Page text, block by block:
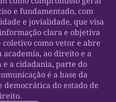
e fundamentado, com
e jovialidade, que visa
clara e objetiva
coletivo como vetor e abre
academia, ao direito e a
a cidadania, parte do
é a base da
democrática do estado de